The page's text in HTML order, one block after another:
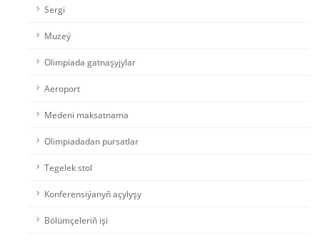
Sergi
Muzeý
Olimpiada gatnaşyjylar
Aeroport
Medeni maksatnama
Olimpiadadan pursatlar
Tegelek stol
Konferensiýanyň açylyşy
Bölümçeleriň işi